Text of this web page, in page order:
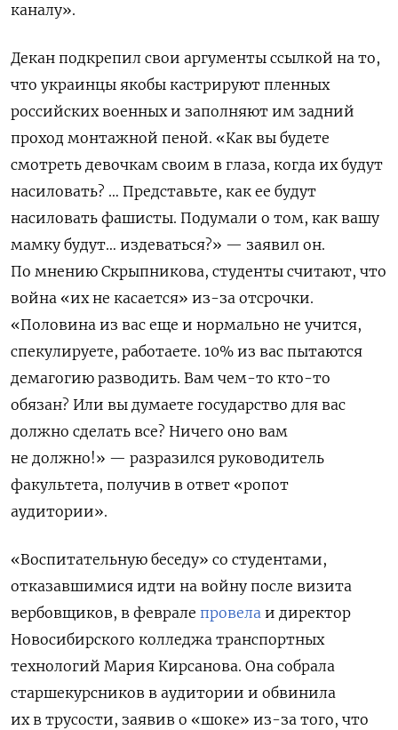
каналу».
Декан подкрепил свои аргументы ссылкой на то,
что украинцы якобы кастрируют пленных
российских военных и заполняют им задний
проход монтажной пеной. «Как вы будете
смотреть девочкам своим в глаза, когда их будут
насиловать? … Представьте, как ее будут
насиловать фашисты. Подумали о том, как вашу
мамку будут… издеваться?» — заявил он.
По мнению Скрыпникова, студенты считают, что
война «ихне касается» из-за отсрочки.
«Половина из вас еще и нормально не учится,
спекулируете, работаете. 10% из вас пытаются
демагогию разводить. Вам чем-то кто-то
обязан? Или вы думаете государство для вас
должно сделать все? Ничего оно вам
не должно!» — разразился руководитель
факультета, получив в ответ «ропот
аудитории».
«Воспитательную беседу» со студентами,
отказавшимися идти на войну после визита
вербовщиков, в феврале провела и директор
Новосибирского колледжа транспортных
технологий Мария Кирсанова. Она собрала
старшекурсников в аудитории и обвинила
их в трусости, заявив о «шоке» из-за того, что